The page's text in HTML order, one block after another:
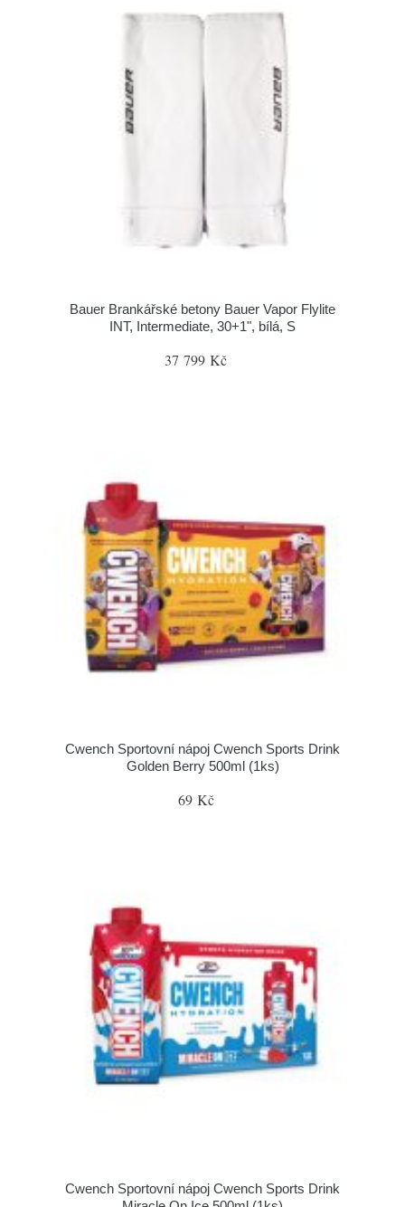
Bauer Brankářské betony Bauer Vapor Flylite
INT, Intermediate, 30+1", bílá, S
37 799 Kč
Cwench Sportovní nápoj Cwench Sports Drink
Golden Berry 500ml (1ks)
69 Kč
Cwench Sportovní nápoj Cwench Sports Drink